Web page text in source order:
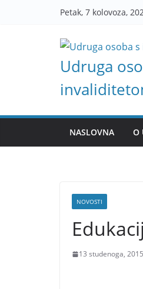
Petak, 7 kolovoza,
Udruga
NASLOVNA O
NOVOSTI
13 studenoga, 2015